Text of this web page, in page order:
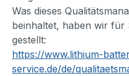
Was dieses
beinhaltet, haben wir für
gestellt:
https://www.lithium-
service.de/de/